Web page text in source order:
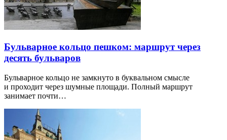
Бульварное кольцо пешком: маршрут через
десять бульваров
Бульварное кольцо не замкнуто в буквальном смысле
и проходит через шумные площади. Полный маршрут
занимает почти…